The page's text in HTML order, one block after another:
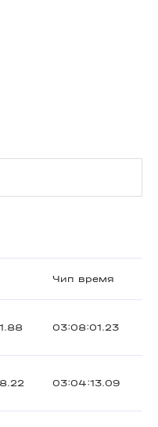
Чип время
03:08:01.23
03:04:13.09